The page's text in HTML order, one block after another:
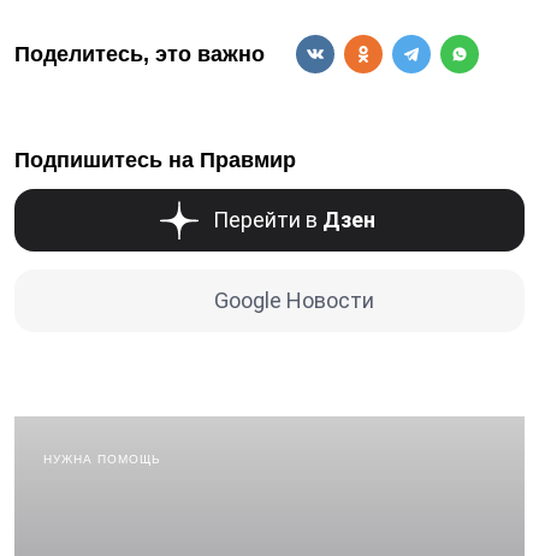
Поделитесь, это важно
Подпишитесь на Правмир
Перейти в Дзен
Google Новости
НУЖНА ПОМОЩЬ